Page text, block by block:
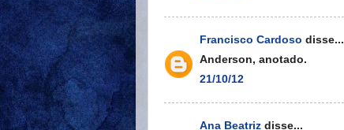
Francisco Cardoso disse...
Anderson, anotado.
21/10/12
Ana Beatriz disse...